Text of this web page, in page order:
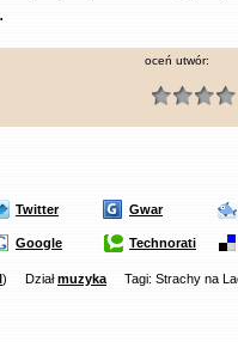
oceń utwór:
Twitter Gwar
Google Technorati
) Działmuzyka Tagi: Strachy na